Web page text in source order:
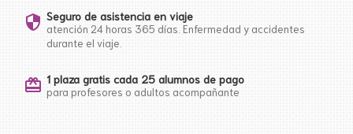
security Seguro de asistencia en viaje
atención 24 horas 365 días. Enfermedad y accidentes
durante el viaje.
card_giftcard 1 plaza gratis cada 25 alumnos de pago
para profesores o adultos acompañante